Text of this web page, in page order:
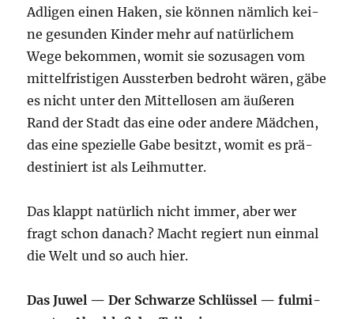
Adli­gen einen Haken, sie kön­nen näm­lich kei­
ne gesun­den Kin­der mehr auf natür­li­chem
Wege bekom­men, womit sie sozu­sa­gen vom
mit­tel­fris­ti­gen Aus­ster­ben bedroht wären, gäbe
es nicht unter den Mit­tel­lo­sen am äuße­ren
Rand der Stadt das eine oder ande­re Mäd­chen,
das eine spe­zi­el­le Gabe besitzt, womit es prä­
de­sti­niert ist als Leihmutter.
Das klappt natür­lich nicht immer, aber wer
fragt schon danach? Macht regiert nun ein­mal
die Welt und so auch hier.
Das Juwel — Der Schwar­ze Schlüs­sel — ful­mi­